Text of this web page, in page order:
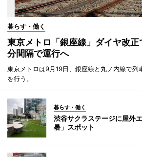
暮らす・働く
東京メトロ「銀座線」ダイヤ改
分間隔で運行へ
東京メトロは9月19日、銀座線と丸ノ内線で列
を行う。
暮らす・働く
渋谷サクラステージに屋外
暑」スポット